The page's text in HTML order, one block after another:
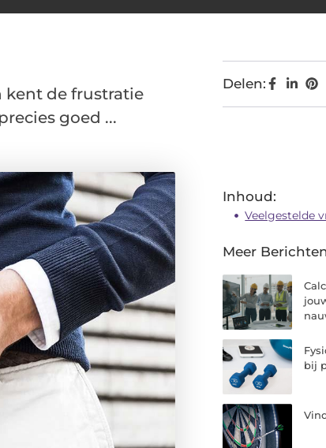
kent de frustratie
goed ...
Delen:
Inhoud:
Veelgestelde
Meer Berichten
bij